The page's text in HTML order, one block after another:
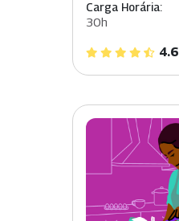
Carga Horária:
30h
4.6